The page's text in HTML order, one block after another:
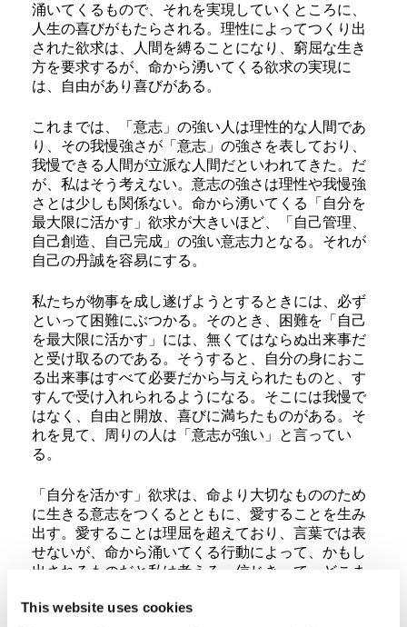
This website uses cookies
涌いてくるもので、それを実現していくところに、
人生の喜びがもたらされる。理性によってつくり出
された欲求は、人間を縛ることになり、窮屈な生き
方を要求するが、命から湧いてくる欲求の実現に
は、自由があり喜びがある。
これまでは、「意志」の強い人は理性的な人間であ
り、その我慢強さが「意志」の強さを表しており、
我慢できる人間が立派な人間だといわれてきた。だ
が、私はそう考えない。意志の強さは理性や我慢強
さとは少しも関係ない。命から湧いてくる「自分を
最大限に活かす」欲求が大きいほど、「自己管理、
自己創造、自己完成」の強い意志力となる。それが
自己の丹誠を容易にする。
私たちが物事を成し遂げようとするときには、必ず
といって困難にぶつかる。そのとき、困難を「自己
を最大限に活かす」には、無くてはならぬ出来事だ
と受け取るのである。そうすると、自分の身におこ
る出来事はすべて必要だから与えられたものと、す
すんで受け入れられるようになる。そこには我慢で
はなく、自由と開放、喜びに満ちたものがある。そ
れを見て、周りの人は「意志が強い」と言ってい
る。
「自分を活かす」欲求は、命より大切なもののため
に生きる意志をつくるとともに、愛することを生み
出す。愛することは理屈を超えており、言葉では表
せないが、命から涌いてくる行動によって、かもし
出されるものだと私は考える。信じきって、どこま
理性を超えていて言葉にならない。